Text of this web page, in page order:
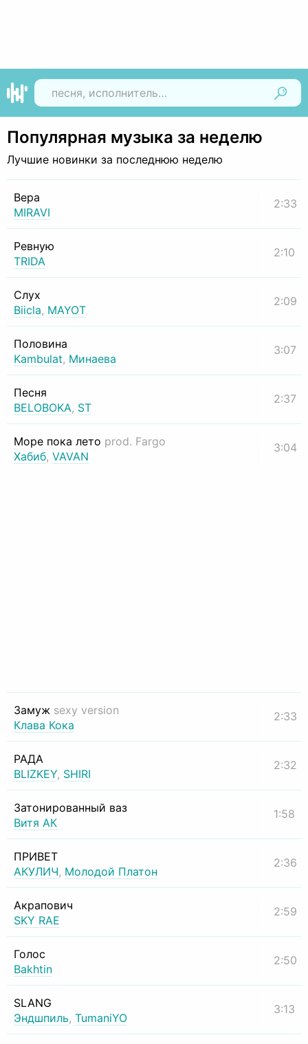
Популярная музыка за неделю
Лучшие новинки за последнюю неделю
Вера
MIRAVI
2:33
Ревную
TRIDA
2:10
Слух
Biicla, MAYOT
2:09
Половина
Kambulat, Минаева
3:07
Песня
BELOBOKA, ST
2:37
Море пока лето prod. Fargo
Хабиб, VAVAN
3:04
Замуж sexy version
Клава Кока
2:33
РАДА
BLIZKEY, SHIRI
2:32
Затонированный ваз
Витя АК
1:58
ПРИВЕТ
АКУЛИЧ, Молодой Платон
2:36
Акрапович
SKY RAE
2:59
Голос
Bakhtin
2:50
SLANG
Эндшпиль, TumaniYO
3:13